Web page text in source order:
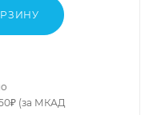
(за МКАД